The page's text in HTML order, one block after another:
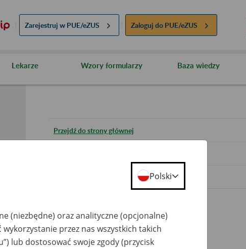
Zarejestruj w PUE/eZUS Zaloguj do PUE/eZUS
Lekarze Wzory formularzy Baza wiedzy
Przejdź do strony głównej
Polski
(niezbędne) oraz analityczne (opcjonalne)
przez nas wszystkich takich
lub dostosować swoje zgody (przycisk